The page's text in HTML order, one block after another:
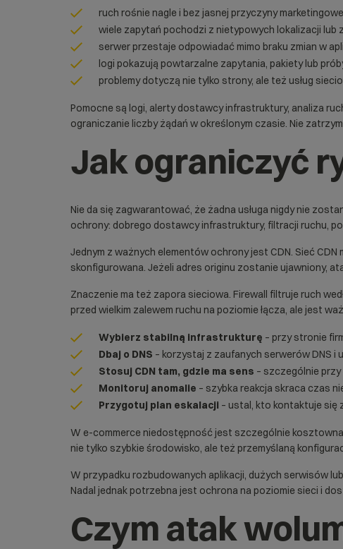
ruch rośnie nagle i bez jasnej przyczyny
wiele zapytań pochodzi z nietypowych lokalizacji lub
serwer przestaje odpowiadać mimo braku zmian w
logi pokazują powtarzalne zapytania, pakiety lub
problemy dotyczą nie tylko strony, ale też usług
Pomocne są logi, alerty dostawcy infrastruktury, analiza
ograniczanie liczby żądań w określonym czasie. Nie
Jak ograniczyć
Nie da się zagwarantować, że żadna usługa nigdy nie
ochrony: dobrego dostawcy infrastruktury, filtracji ruchu,
Jednym z ważnych elementów ochrony jest CDN. Sieć
skonfigurowana. Jeżeli adres originu zostanie ujawniony,
Znaczenie ma też zapora sieciowa. Firewall filtruje ruch
przed wielkim zalewem ruchu na poziomie łącza, ale jest
Wybierz stabilną infrastrukturę – przy stronie
Dbaj o DNS – korzystaj z zaufanych serwerów DNS
Stosuj CDN tam, gdzie ma sens – szczególnie
Monitoruj anomalie – szybka reakcja skraca czas
Przygotuj plan eskalacji – ustal, kto kontaktuje się
W e-commerce niedostępność jest szczególnie
nie tylko szybkie środowisko, ale też przemyślaną
W przypadku rozbudowanych aplikacji, dużych serwisów
Nadal jednak potrzebna jest ochrona na poziomie sieci i
Czym atak